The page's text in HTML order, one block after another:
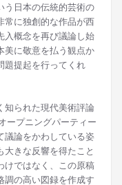
う日本の伝統的芸術の
常に独創的な作品が西
入概念を再び議論し始
美に敬意を払う観点か
題提起を行ってくれ
られた現代美術評論
ープニングパーティー
議論をかわしている姿
きな反響を得たこと
けではなく、この原稿
調の高い図録を作成す